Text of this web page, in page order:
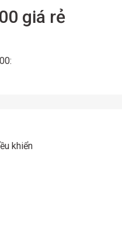
giá rẻ
khiển